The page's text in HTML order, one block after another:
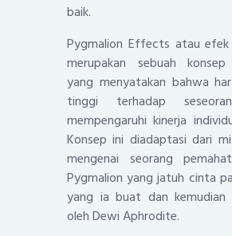
baik.
Pygmalion Effects atau efek
merupakan sebuah
yang menyatakan bahwa
tinggi terhadap
mempengaruhi kinerja
Konsep ini diadaptasi dari
mengenai seorang
Pygmalion yang jatuh cinta
yang ia buat dan kemudian
oleh Dewi Aphrodite.